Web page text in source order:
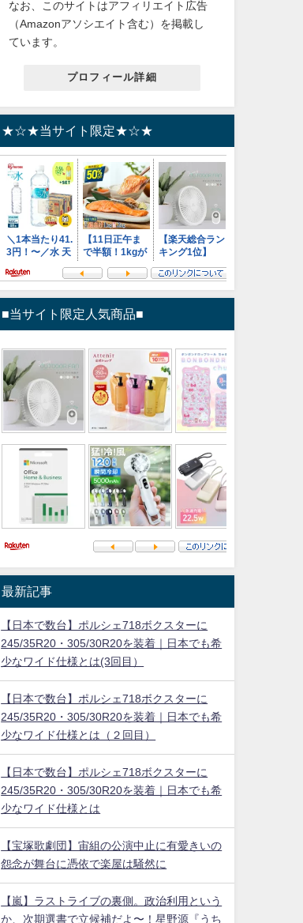
なお、このサイトはアフィリエイト広告
（Amazonアソシエイト含む）を掲載し
ています。
プロフィール詳細
★☆★当サイト限定★☆★
■当サイト限定人気商品■
最新記事
【日本で数台】ポルシェ718ボクスターに
245/35R20・305/30R20を装着｜日本でも希
少なワイド仕様とは(3回目）
【日本で数台】ポルシェ718ボクスターに
245/35R20・305/30R20を装着｜日本でも希
少なワイド仕様とは（２回目）
【日本で数台】ポルシェ718ボクスターに
245/35R20・305/30R20を装着｜日本でも希
少なワイド仕様とは
【宝塚歌劇団】宙組の公演中止に有愛きいの
怨念が舞台に憑依で楽屋は騒然に
【嵐】ラストライブの裏側。政治利用という
か、次期選書で立候補だよ〜！星野源『うち